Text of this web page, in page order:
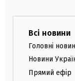
Всі новини
Головні
Новини
Прямий ефір